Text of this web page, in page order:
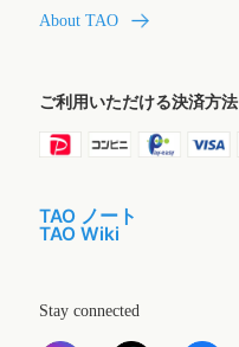
About TAO
ご利用いただける決済方法
TAO ノート
TAO Wiki
Stay connected